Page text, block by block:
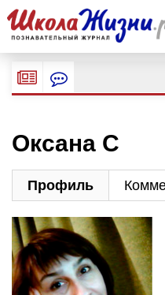
Оксана С
Профиль